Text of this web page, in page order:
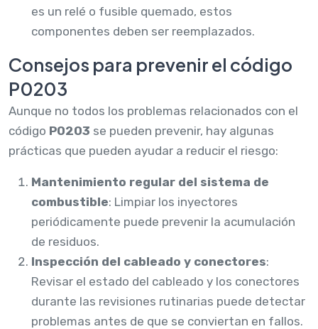
es un relé o fusible quemado, estos
componentes deben ser reemplazados.
Consejos para prevenir el código
P0203
Aunque no todos los problemas relacionados con el
código P0203 se pueden prevenir, hay algunas
prácticas que pueden ayudar a reducir el riesgo:
Mantenimiento regular del sistema de
combustible: Limpiar los inyectores
periódicamente puede prevenir la acumulación
de residuos.
Inspección del cableado y conectores:
Revisar el estado del cableado y los conectores
durante las revisiones rutinarias puede detectar
problemas antes de que se conviertan en fallos.